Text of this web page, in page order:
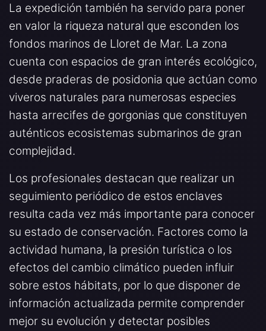
La expedición también ha servido para poner
en valor la riqueza natural que esconden los
fondos marinos de Lloret de Mar. La zona
cuenta con espacios de gran interés ecológico,
desde praderas de posidonia que actúan como
viveros naturales para numerosas especies
hasta arrecifes de gorgonias que constituyen
auténticos ecosistemas submarinos de gran
complejidad.
Los profesionales destacan que realizar un
seguimiento periódico de estos enclaves
resulta cada vez más importante para conocer
su estado de conservación. Factores como la
actividad humana, la presión turística o los
efectos del cambio climático pueden influir
sobre estos hábitats, por lo que disponer de
información actualizada permite comprender
mejor su evolución y detectar posibles